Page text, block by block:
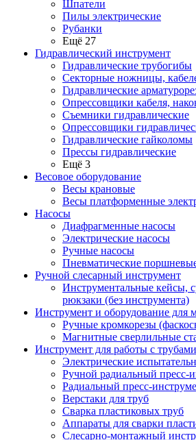
Шпатели
Пилы электрические
Рубанки
Ещё 27
Гидравлический инструмент
Гидравлические трубогибы
Секторные ножницы,
Гидравлические
Опрессовщики кабеля,
Съемники гидравлические
Опрессовщики
Гидравлические гайколомы
Прессы гидравлические
Ещё 3
Весовое оборудование
Весы крановые
Весы платформенные
Насосы
Диафрагменные насосы
Электрические насосы
Ручные насосы
Пневматические
Ручной слесарный инструмент
Инструментальные кейсы,
рюкзаки (без инструмента)
Инструмент и оборудование для
Ручные кромкорезы
Магнитные сверлильные
Инструмент для работы с трубами
Электрические
Ручной радиальный пресс-
Радиальный пресс-
Верстаки для труб
Сварка пластиковых труб
Аппараты для сварки
Слесарно-монтажный